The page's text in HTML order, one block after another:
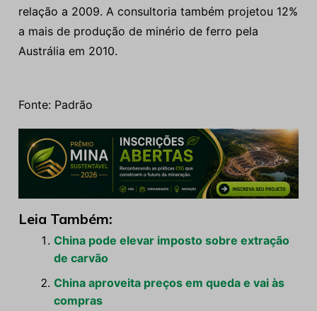
relação a 2009. A consultoria também projetou 12%
a mais de produção de minério de ferro pela
Austrália em 2010.
Fonte: Padrão
Leia Também:
China pode elevar imposto sobre extração
de carvão
China aproveita preços em queda e vai às
compras